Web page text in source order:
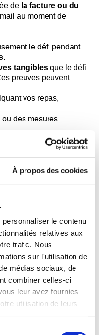
À propos des cookies
le contenu
relatives aux
trafic. Nous
sur l'utilisation de
médias sociaux, de
combiner celles-ci
leur avez fournies
utilisation de leurs
de la facture ou du
au moment de
le défi pendant
.
tangibles que le défi
preuves peuvent
vos repas,
ou des mesures
ces preuves reste la
privé Happy
et de
(livres,
dans son état
et dans son
les accessoires
: Nathalie Mercier